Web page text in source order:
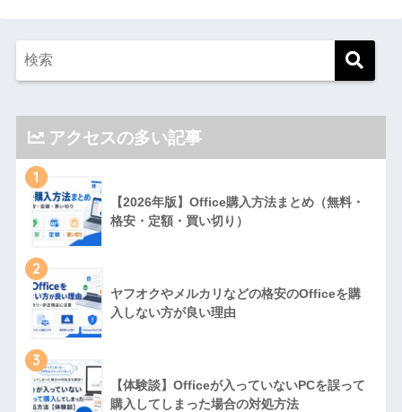
アクセスの多い記事
1
【2026年版】Office購入方法まとめ（無料・
格安・定額・買い切り）
2
ヤフオクやメルカリなどの格安のOfficeを購
入しない方が良い理由
3
【体験談】Officeが入っていないPCを誤って
購入してしまった場合の対処方法